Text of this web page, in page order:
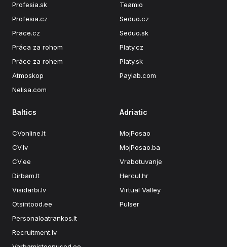
Profesia.sk
Profesia.cz
Prace.cz
Práca za rohom
Práce za rohem
Atmoskop
Nelisa.com
Teamio
Seduo.cz
Seduo.sk
Platy.cz
Platy.sk
Paylab.com
Baltics
CVonline.lt
CV.lv
CV.ee
Dirbam.lt
Visidarbi.lv
Otsintood.ee
Personaloatrankos.lt
Recruitment.lv
Adriatic
MojPosao
MojPosao.ba
Vrabotuvanje
Hercul.hr
Virtual Valley
Pulser